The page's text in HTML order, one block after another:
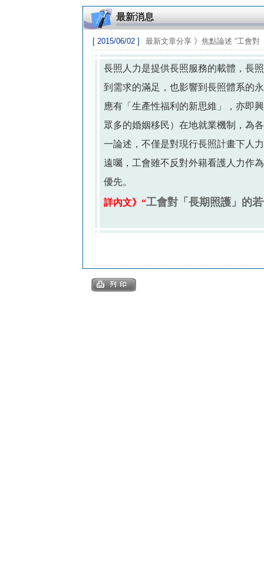
最新消息
[ 2015/06/02 ] 最新文章分享 》焦點論述 “工會對
長照人力是提供長照服務的載體，長
到需求的滿足，也影響到長照體系的
應有「生產性福利的新思維」，亦即
眾多的婚姻移民）在地就業機制，為
一論述，不僅是對現行長照計畫下人
遠囑，工會雖不反對外籍看護人力作
優先。
詳內文》“工會對「長期照護」的